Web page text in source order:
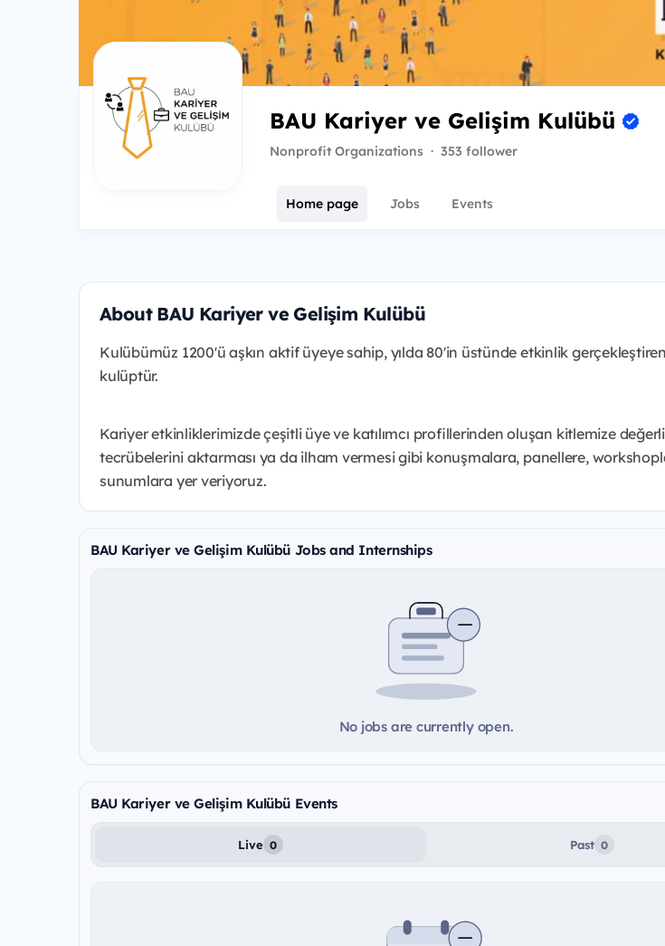
BAU Kariyer ve Gelişim Kulübü
Nonprofit Organizations · 353 follower
Home page Jobs Events
About BAU Kariyer ve Gelişim Kulübü
Kulübümüz 1200'ü aşkın aktif üyeye sahip, yılda 80'in üstünde etkinlik
kulüptür.
Kariyer etkinliklerimizde çeşitli üye ve katılımcı profillerinden oluşan kitlemize
tecrübelerini aktarması ya da ilham vermesi gibi konuşmalara, panellere,
sunumlara yer veriyoruz.
BAU Kariyer ve Gelişim Kulübü Jobs and Internships
No jobs are currently open.
BAU Kariyer ve Gelişim Kulübü Events
Live 0 Past 0